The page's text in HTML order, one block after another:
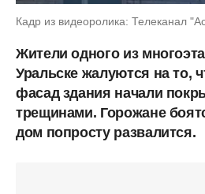
Кадр из видеоролика: Телеканал
Жители одного из
Уральске жалуются на то,
фасад здания начали
трещинами. Горожане
дом попросту развалится.